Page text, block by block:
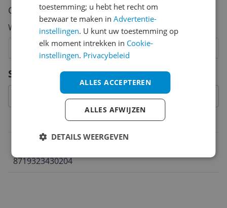
Specificaties
Belangrijkste kenmerken
8719323430204
Cijfer
Welk cijfer geef jij dit product?
7
6
5
4
3
2
toestemming; u hebt het recht om
bezwaar te maken inAdvertentie-
instellingen. U kunt uw toestemming op
elk moment intrekken in Cookie-
instellingen. Privacybeleid
ALLES ACCEPTEREN
ALLES AFWIJZEN
DETAILS WEERGEVEN